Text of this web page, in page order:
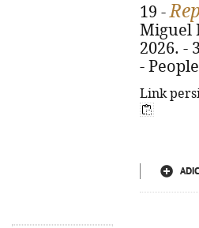
19 -
Miguel
2026. -
-
Link